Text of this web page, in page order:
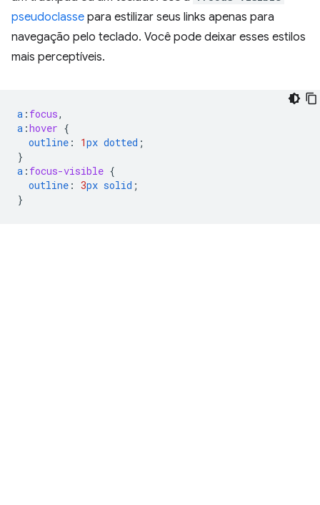
pseudoclasse para estilizar seus links apenas para
navegação pelo teclado. Você pode deixar esses estilos
mais perceptíveis.
a : focus,
a :hover {
outline : 1px dotted ;
}
a : focus-visible {
outline : 3px solid ;
}